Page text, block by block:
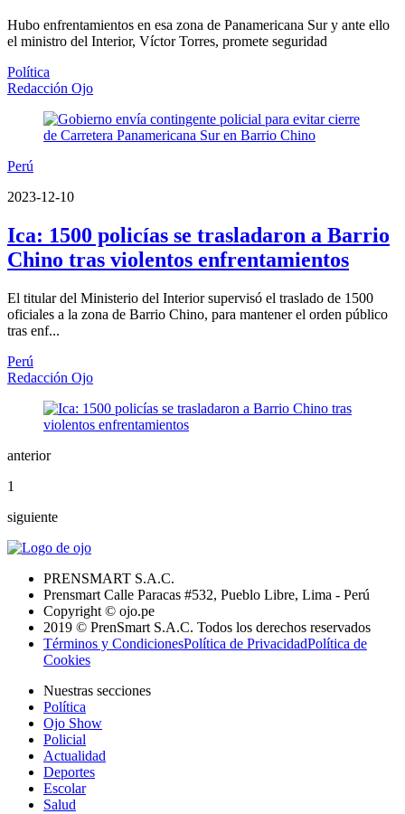
Hubo enfrentamientos en esa zona de Panamericana Sur y ante ello
el ministro del Interior, Víctor Torres, promete seguridad
Política
Redacción Ojo
Perú
2023-12-10
Ica: 1500 policías se trasladaron a Barrio
Chino tras violentos enfrentamientos
El titular del Ministerio del Interior supervisó el traslado de 1500
oficiales a la zona de Barrio Chino, para mantener el orden público
tras enf...
Perú
Redacción Ojo
anterior
1
siguiente
PRENSMART S.A.C.
Prensmart Calle Paracas #532, Pueblo Libre, Lima - Perú
Copyright © ojo.pe
2019 © PrenSmart S.A.C. Todos los derechos reservados
Términos y CondicionesPolítica de PrivacidadPolítica de
Cookies
Nuestras secciones
Política
Ojo Show
Policial
Actualidad
Deportes
Escolar
Salud